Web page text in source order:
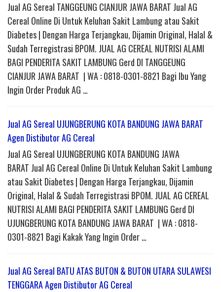
Jual AG Sereal TANGGEUNG CIANJUR JAWA BARAT Jual AG
Cereal Online Di Untuk Keluhan Sakit Lambung atau Sakit
Diabetes | Dengan Harga Terjangkau, Dijamin Original, Halal &
Sudah Terregistrasi BPOM. JUAL AG CEREAL NUTRISI ALAMI
BAGI PENDERITA SAKIT LAMBUNG Gerd DI TANGGEUNG
CIANJUR JAWA BARAT | WA : 0818-0301-8821 Bagi Ibu Yang
Ingin Order Produk AG …
Jual AG Sereal UJUNGBERUNG KOTA BANDUNG JAWA BARAT
Agen Distibutor AG Cereal
Jual AG Sereal UJUNGBERUNG KOTA BANDUNG JAWA
BARAT Jual AG Cereal Online Di Untuk Keluhan Sakit Lambung
atau Sakit Diabetes | Dengan Harga Terjangkau, Dijamin
Original, Halal & Sudah Terregistrasi BPOM. JUAL AG CEREAL
NUTRISI ALAMI BAGI PENDERITA SAKIT LAMBUNG Gerd DI
UJUNGBERUNG KOTA BANDUNG JAWA BARAT | WA : 0818-
0301-8821 Bagi Kakak Yang Ingin Order …
Jual AG Sereal BATU ATAS BUTON & BUTON UTARA SULAWESI
TENGGARA Agen Distibutor AG Cereal